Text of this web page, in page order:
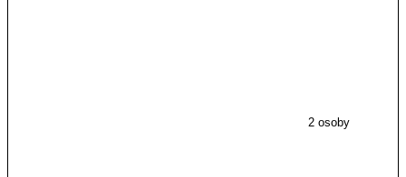
2 osoby